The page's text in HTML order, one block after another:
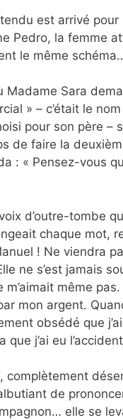
est arrivé pour
Pedro, la femme
le même
Madame Sara
» – c’était le
pour son père –
de faire la
: « Pensez-vous
d’outre-tombe
chaque mot,
! Ne viendra
ne s’est jamais
m’aimait même
mon argent.
obsédé que
que j’ai eu
complètement
de
elle se